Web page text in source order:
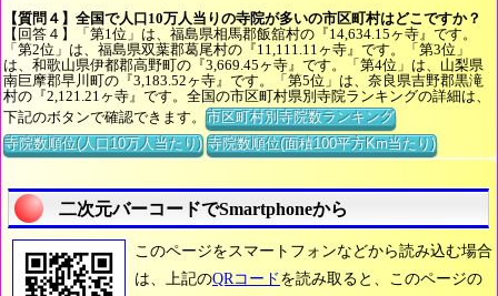
【質問４】全国で人口10万人当りの寺院が多いの市区町村はどこですか？
【回答４】「第1位」は、福島県相馬郡飯舘村の『14,634.15ヶ寺』です。
「第2位」は、福島県双葉郡葛尾村の『11,111.11ヶ寺』です。「第3位」
は、和歌山県伊都郡高野町の『3,669.45ヶ寺』です。「第4位」は、山梨県
南巨摩郡早川町の『3,183.52ヶ寺』です。「第5位」は、奈良県吉野郡黒滝
村の『2,121.21ヶ寺』です。全国の市区町村県別寺院ランキングの詳細は、
下記のボタンで確認できます。市区町村別寺院数ランキング
寺院数順位(人口10万人当たり) 寺院数順位(面積100平方Km当たり)
二次元バーコードでSmartphoneから
このページをスマートフォンなどから読み込む場合
は、上記のQRコード を読み取ると、このページの